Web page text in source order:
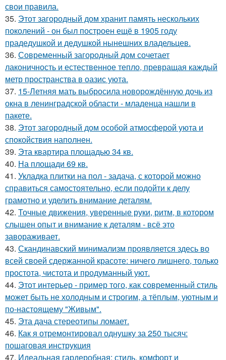
свои правила.
35. Этот загородный дом хранит память нескольких
поколений - он был построен ещё в 1905 году
прадедушкой и дедушкой нынешних владельцев.
36. Современный загородный дом сочетает
лаконичность и естественное тепло, превращая каждый
метр пространства в оазис уюта.
37. 15-Летняя мать выбросила новорождённую дочь из
окна в ленинградской области - младенца нашли в
пакете.
38. Этот загородный дом особой атмосферой уюта и
спокойствия наполнен.
39. Эта квартира площадью 34 кв.
40. На площади 69 кв.
41. Укладка плитки на пол - задача, с которой можно
справиться самостоятельно, если подойти к делу
грамотно и уделить внимание деталям.
42. Точные движения, уверенные руки, ритм, в котором
слышен опыт и внимание к деталям - всё это
завораживает.
43. Скандинавский минимализм проявляется здесь во
всей своей сдержанной красоте: ничего лишнего, только
простота, чистота и продуманный уют.
44. Этот интерьер - пример того, как современный стиль
может быть не холодным и строгим, а тёплым, уютным и
по-настоящему "Живым".
45. Эта дача стереотипы ломает.
46. Как я отремонтировал однушку за 250 тысяч:
пошаговая инструкция
47. Идеальная гардеробная: стиль, комфорт и